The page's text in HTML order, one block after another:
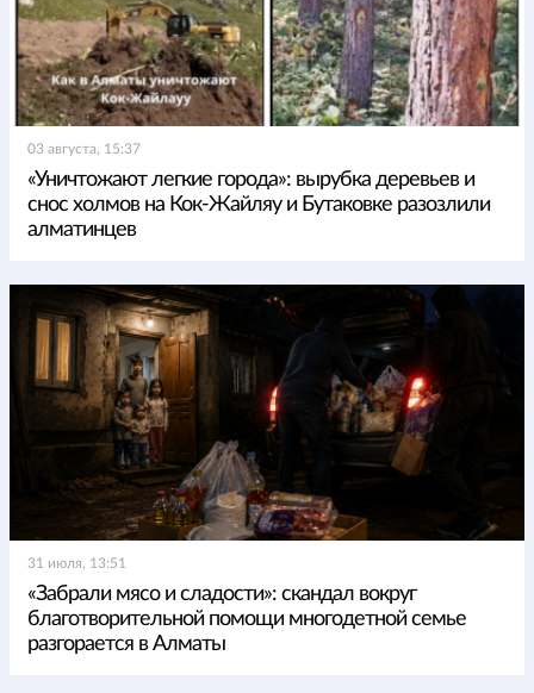
03 августа, 15:37
«Уничтожают легкие города»: вырубка деревьев и
снос холмов на Кок-Жайляу и Бутаковке разозлили
алматинцев
31 июля, 13:51
«Забрали мясо и сладости»: скандал вокруг
благотворительной помощи многодетной семье
разгорается в Алматы